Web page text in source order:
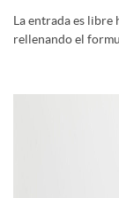
La entrada es libre
rellenando el